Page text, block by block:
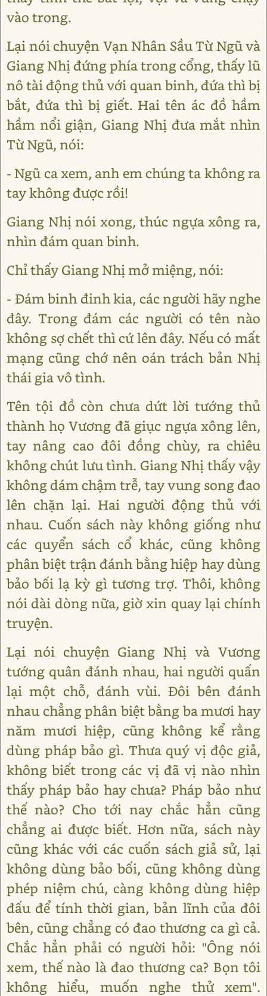
vào trong.
Lại nói chuyện Vạn Nhân Sầu Từ Ngũ và
Giang Nhị đứng phía trong cổng, thấy lũ
nô tài động thủ với quan binh, đứa thì bị
bắt, đứa thì bị giết. Hai tên ác đồ hầm
hầm nổi giận, Giang Nhị đưa mắt nhìn
Từ Ngũ, nói:
- Ngũ ca xem, anh em chúng ta không ra
tay không được rồi!
Giang Nhị nói xong, thúc ngựa xông ra,
nhìn đám quan binh.
Chỉ thấy Giang Nhị mở miệng, nói:
- Đám binh đinh kia, các người hãy nghe
đây. Trong đám các người có tên nào
không sợ chết thì cứ lên đây. Nếu có mất
mạng cũng chớ nên oán trách bản Nhị
thái gia vô tình.
Tên tội đồ còn chưa dứt lời tướng thủ
thành họ Vương đã giục ngựa xông lên,
tay nâng cao đôi đồng chùy, ra chiêu
không chút lưu tình. Giang Nhị thấy vậy
không dám chậm trễ, tay vung song đao
lên chặn lại. Hai người động thủ với
nhau. Cuốn sách này không giống như
các quyển sách cổ khác, cũng không
phân biệt trận đánh bằng hiệp hay dùng
bảo bối lạ kỳ gì tương trợ. Thôi, không
nói dài dòng nữa, giờ xin quay lại chính
truyện.
Lại nói chuyện Giang Nhị và Vương
tướng quân đánh nhau, hai người quấn
lại một chỗ, đánh vùi. Đôi bên đánh
nhau chẳng phân biệt bằng ba mươi hay
năm mươi hiệp, cũng không kể rằng
dùng pháp bảo gì. Thưa quý vị độc giả,
không biết trong các vị đã vị nào nhìn
thấy pháp bảo hay chưa? Pháp bảo như
thế nào? Cho tới nay chắc hẳn cũng
chẳng ai được biết. Hơn nữa, sách này
cũng khác với các cuốn sách giả sử, lại
không dùng bảo bối, cũng không dùng
phép niệm chú, càng không dùng hiệp
đấu để tính thời gian, bản lĩnh của đôi
bên, cũng chẳng có đao thương ca gì cả.
Chắc hẳn phải có người hỏi: "Ông nói
xem, thế nào là đao thương ca? Bọn tôi
không hiểu, muốn nghe thử xem".